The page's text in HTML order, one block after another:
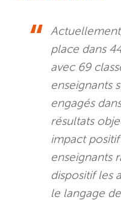
place dans
avec 69
enseignants
engagés
résultats
impact
enseignants
dispositif les
le langage